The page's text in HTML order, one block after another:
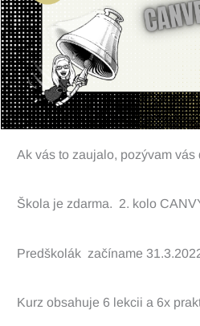
Ak vás to zaujalo, pozývam
Škola je zdarma. 2. kolo
Predškolák začíname
Kurz obsahuje 6 lekcii a 6x